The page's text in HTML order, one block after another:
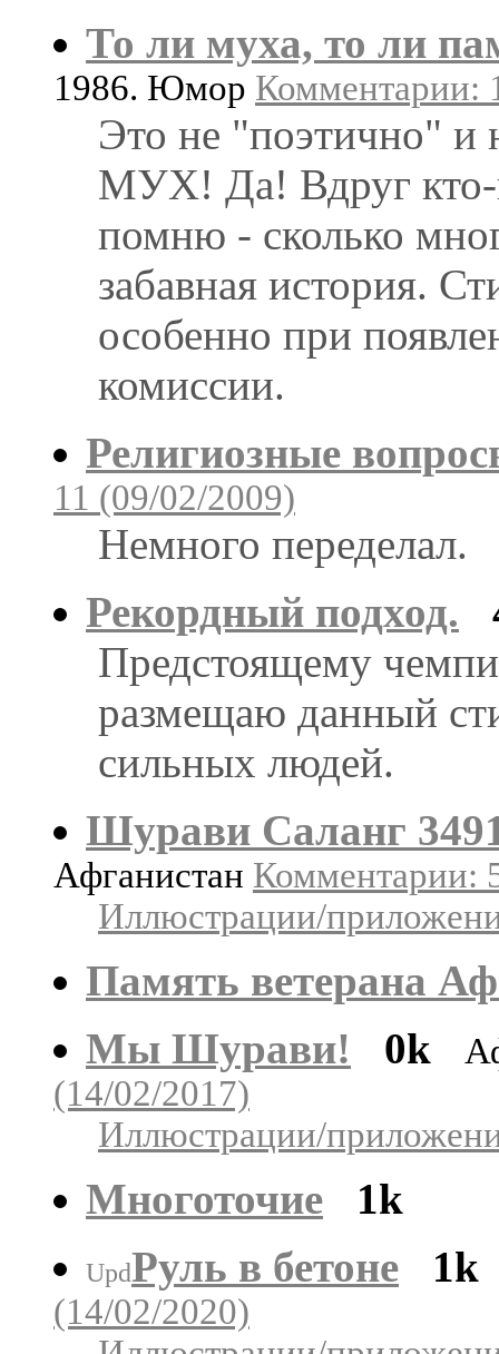
То ли муха, то ли
1986. Юмор Комментарии:
Это не "поэтично" и
МУХ! Да! Вдруг кто-
помню - сколько
забавная история.
особенно при
комиссии.
Религиозные
11 (09/02/2009)
Немного переделал.
Рекордный подход.
Предстоящему
размещаю данный
сильных людей.
Шурави Саланг
Афганистан Комментарии:
Иллюстрации/
Память ветерана
Мы Шурави!
0k
(14/02/2017)
Иллюстрации/
Многоточие 1k
UpdРуль в бетоне 1k
(14/02/2020)